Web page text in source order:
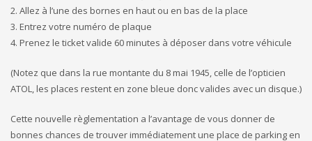
2. Allez à l’une des bornes en haut ou en bas de la place
3. Entrez votre numéro de plaque
4. Prenez le ticket valide 60 minutes à déposer dans votre véhicule
(Notez que dans la rue montante du 8 mai 1945, celle de l’opticien
ATOL, les places restent en zone bleue donc valides avec un disque.­)
Cette nouvelle règlementation a l’avantage de vous donner de
bonnes chances de trouver immédiatement une place de parking en